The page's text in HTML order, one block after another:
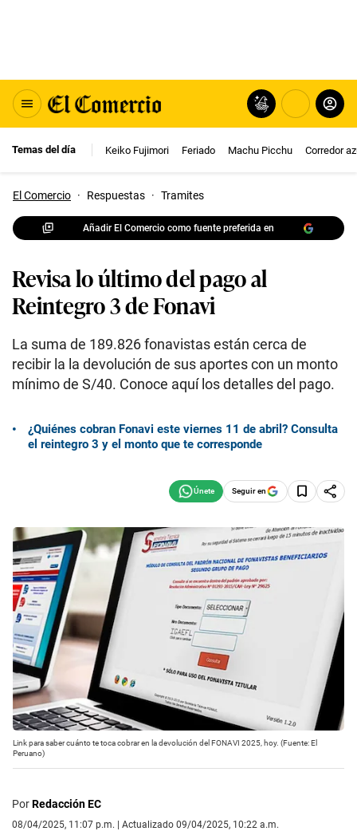
Temas del día Keiko Fujimori Feriado Machu Picchu Corredor
El Comercio · Respuestas · Tramites
Añadir El Comercio como fuente preferida en
Revisa lo último del pago al
Reintegro 3 de Fonavi
La suma de 189.826 fonavistas están cerca de
recibir la la devolución de sus aportes con un monto
mínimo de S/40. Conoce aquí los detalles del pago.
¿Quiénes cobran Fonavi este viernes 11 de abril? Consulta
el reintegro 3 y el monto que te corresponde
Seguir en
Link para saber cuánto te toca cobrar en la devolución del FONAVI 2025, hoy. (Fuente: El
Peruano)
PorRedacción EC
08/04/2025, 11:07 p.m. | Actualizado 09/04/2025, 10:22 a.m.